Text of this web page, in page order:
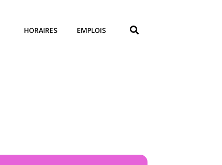
HORAIRES EMPLOIS